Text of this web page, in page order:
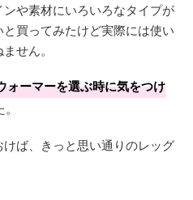
や素材にいろいろなタイプが
買ってみたけど実際には使い
せん。
ォーマーを選ぶ時に気をつけ
ば、きっと思い通りのレッグ